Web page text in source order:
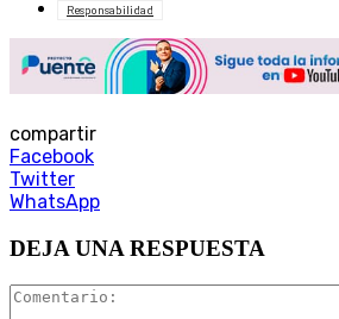
Responsabilidad
compartir
Facebook
Twitter
WhatsApp
DEJA UNA RESPUESTA